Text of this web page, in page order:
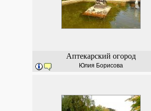
Аптекарский огород
Юлия Борисова